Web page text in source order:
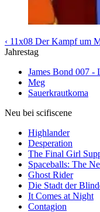
‹ 11x08 Der Kampf um
Jahrestag
James Bond 007 -
Meg
Sauerkrautkoma
Neu bei scifiscene
Highlander
Desperation
The Final Girl
Spaceballs: The
Ghost Rider
Die Stadt der
It Comes at Night
Contagion